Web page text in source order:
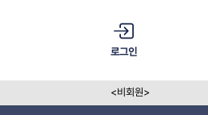
로그인
<비회원>